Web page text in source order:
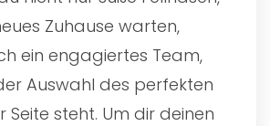
Zuhause warten,
ein engagiertes Team,
Auswahl des perfekten
Seite steht. Um dir deinen